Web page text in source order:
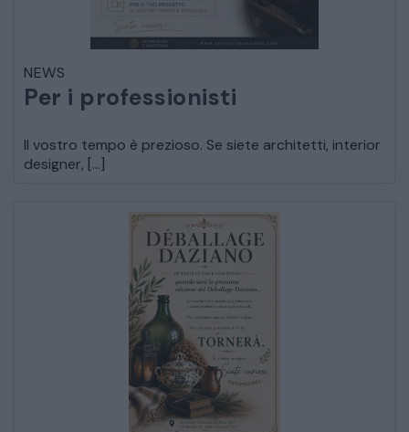
LETTI
COMÒ E COMODINI
TAVOLI TAVOLINI CONSOLE
SEDIE POLTRONE DIVANI
CREDENZE – DOPPI CORPI – BUFFET
SALE DA PRANZO – STUDIO UFFICIO
NEWS
Per i professionisti
Il vostro tempo è prezioso. Se siete architetti, interior
designer, […]